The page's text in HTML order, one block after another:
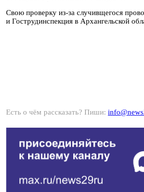
Свою проверку из-за случивщегося
и Гострудинспекция в Архангельской
Есть о чём рассказать? Пиши: